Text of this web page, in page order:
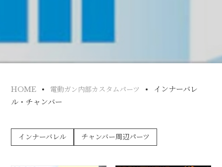
HOME 電動ガン内部カスタムパーツ
インナーバレ
ル・チャンバー
インナーバレル チャンバー周辺パーツ